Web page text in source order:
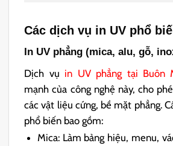
Các dịch vụ in UV phổ
In UV phẳng (mica, alu, gỗ,
Dịch vụ in UV phẳng tại Buôn
mạnh của công nghệ này, cho
các vật liệu cứng, bề mặt phẳng.
phổ biến bao gồm:
Mica: Làm bảng hiệu, menu,